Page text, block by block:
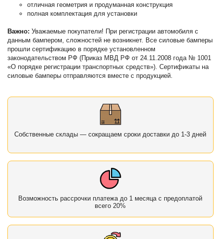
отличная геометрия и продуманная конструкция
полная комплектация для установки
Важно:Уважаемые покупатели! При регистрации автомобиля с
данным бампером, сложностей не возникнет. Все силовые бамперы
прошли сертификацию в порядке установленном
законодательством РФ (Приказ МВД РФ от 24.11.2008 года № 1001
«О порядке регистрации транспортных средств»). Сертификаты на
силовые бамперы отправляются вместе с продукцией.
Собственные склады — сокращаем сроки доставки до 1-3 дней
Возможность рассрочки платежа до 1 месяца с предоплатой
всего 20%